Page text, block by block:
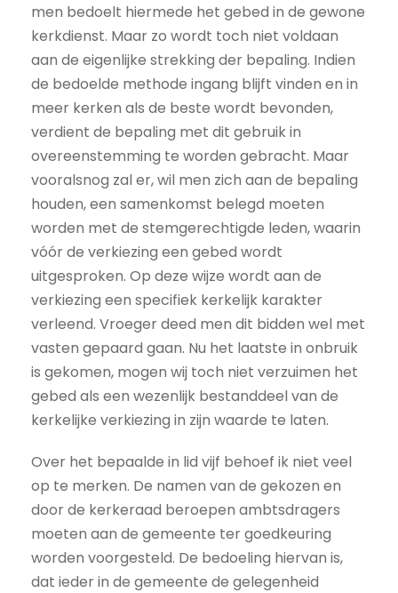
men bedoelt hiermede het gebed in de gewone
kerkdienst. Maar zo wordt toch niet voldaan
aan de eigenlijke strekking der bepaling. Indien
de bedoelde methode ingang blijft vinden en in
meer kerken als de beste wordt bevonden,
verdient de bepaling met dit gebruik in
overeenstemming te worden gebracht. Maar
vooralsnog zal er, wil men zich aan de bepaling
houden, een samenkomst belegd moeten
worden met de stemgerechtigde leden, waarin
vóór de verkiezing een gebed wordt
uitgesproken. Op deze wijze wordt aan de
verkiezing een specifiek kerkelijk karakter
verleend. Vroeger deed men dit bidden wel met
vasten gepaard gaan. Nu het laatste in onbruik
is gekomen, mogen wij toch niet verzuimen het
gebed als een wezenlijk bestanddeel van de
kerkelijke verkiezing in zijn waarde te laten.
Over het bepaalde in lid vijf behoef ik niet veel
op te merken. De namen van de gekozen en
door de kerkeraad beroepen ambtsdragers
moeten aan de gemeente ter goedkeuring
worden voorgesteld. De bedoeling hiervan is,
dat ieder in de gemeente de gelegenheid